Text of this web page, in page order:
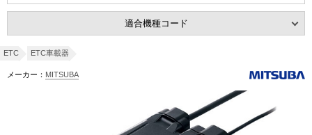
適合機種コード
ETC ETC車載器
メーカー： MITSUBA